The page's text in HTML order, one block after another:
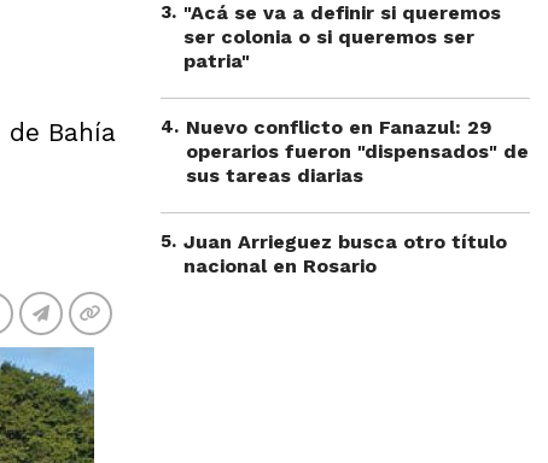
Bahía
3. "Acá se va a definir si queremos
ser colonia o si queremos ser
patria"
4. Nuevo conflicto en Fanazul: 29
operarios fueron "dispensados" de
sus tareas diarias
5. Juan Arrieguez busca otro título
nacional en Rosario